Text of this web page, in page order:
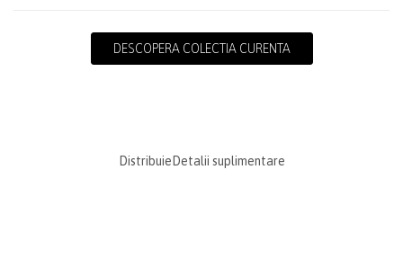
DESCOPERA COLECTIA CURENTA
Distribuie Detalii suplimentare